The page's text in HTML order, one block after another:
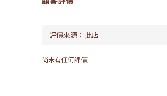
尚未有任何評價